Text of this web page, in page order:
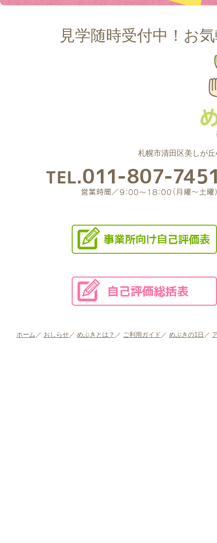
見学随時受付中！お
札幌市清田区美しが
ホーム ／ おしらせ／ めぶきとは？ ／ ご利用ガイド ／ めぶきの1日 ／